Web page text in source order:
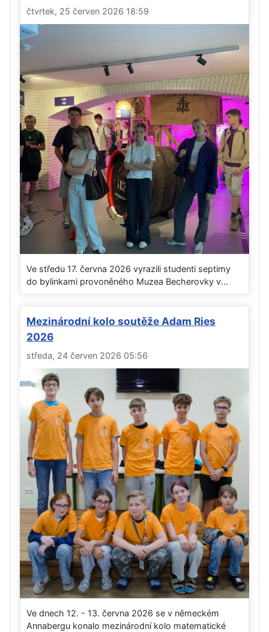
čtvrtek, 25 červen 2026 18:59
Ve středu 17. června 2026 vyrazili studenti septimy
do bylinkami provoněného Muzea Becherovky v...
Mezinárodní kolo soutěže Adam Ries
2026
středa, 24 červen 2026 05:56
Ve dnech 12. - 13. června 2026 se v německém
Annabergu konalo mezinárodní kolo matematické